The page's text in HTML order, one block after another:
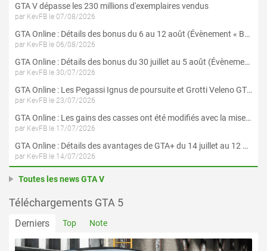
GTA V dépasse les 230 millions d'exemplaires vendus
par KevFB le 07/08/2026
GTA Online : Détails des bonus du 6 au 12 août (Évènement « Braquages de l'été » - Suite et fin)
par KevFB le 06/08/2026
GTA Online : Détails des bonus du 30 juillet au 5 août (Évènement « Braquages d'été »)
par KevFB le 30/07/2026
GTA Online : Les Pegassi Ignus de poursuite et Grotti Veleno GT sont maintenant disponibles
par KevFB le 23/07/2026
GTA Online : Les gains des casses ont été modifiés avec la mise à jour « Le Braquage du Kortz Center »
par KevFB le 17/07/2026
GTA Online : Détails des avantages de GTA+ du 14 juillet au 12 août
par KevFB le 14/07/2026
Toutes les news GTA V
Téléchargements GTA 5
Derniers Top Note